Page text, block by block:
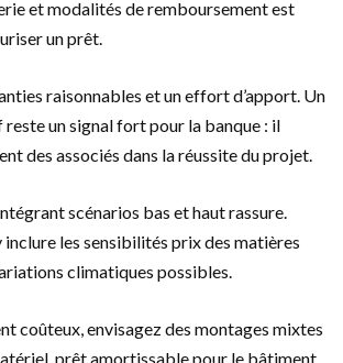
et modalités de remboursement est
un prêt.
raisonnables et un effort d’apport. Un
un signal fort pour la banque : il
des associés dans la réussite du projet.
scénarios bas et haut rassure.
inclure les sensibilités prix des matières
climatiques possibles.
coûteux, envisagez des montages mixtes
prêt amortissable pour le bâtiment